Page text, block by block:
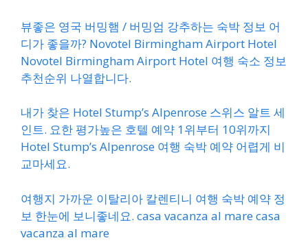
뷰좋은 영국 버밍햄 / 버밍엄 강추하는 숙박 정보 어
디가 좋을까? Novotel Birmingham Airport Hotel
Novotel Birmingham Airport Hotel 여행 숙소 정보
추천순위 나열합니다.
내가 찾은 Hotel Stump’s Alpenrose 스위스 알트 세
인트. 요한 평가높은 호텔 예약 1위부터 10위까지
Hotel Stump’s Alpenrose 여행 숙박 예약 어렵게 비
교마세요.
여행지 가까운 이탈리아 칼렌티니 여행 숙박 예약 정
보 한눈에 보니좋네요. casa vacanza al mare casa
vacanza al mare